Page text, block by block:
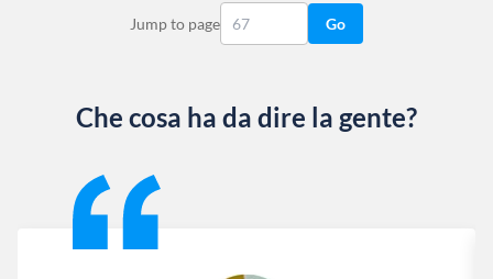
Jump to page Go
Che cosa ha da dire la gente?